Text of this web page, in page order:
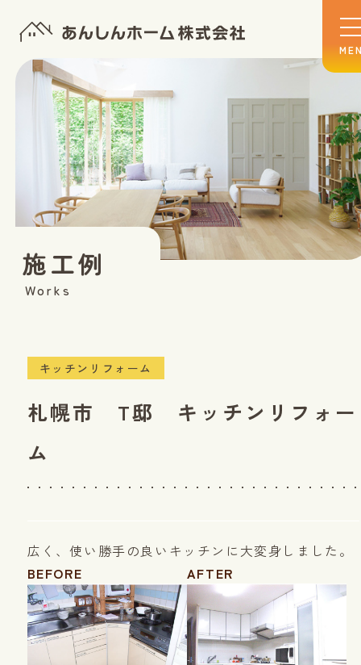
施工例
Works
キッチンリフォーム
札幌市 T邸 キッチンリフォー
ム
広く、使い勝手の良いキッチンに大変身しました。
BEFORE
AFTER